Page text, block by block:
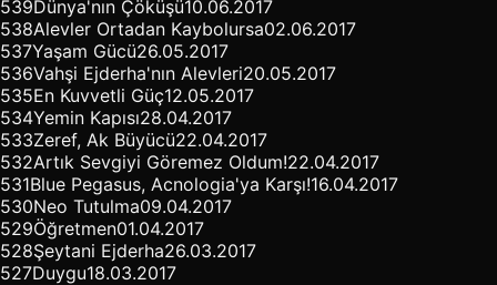
539Dünya'nın Çöküşü10.06.2017
538Alevler Ortadan Kaybolursa02.06.2017
537Yaşam Gücü26.05.2017
536Vahşi Ejderha'nın Alevleri20.05.2017
535En Kuvvetli Güç12.05.2017
534Yemin Kapısı28.04.2017
533Zeref, Ak Büyücü22.04.2017
532Artık Sevgiyi Göremez Oldum!22.04.2017
531Blue Pegasus, Acnologia'ya Karşı!16.04.2017
530Neo Tutulma09.04.2017
529Öğretmen01.04.2017
528Şeytani Ejderha26.03.2017
527Duygu18.03.2017